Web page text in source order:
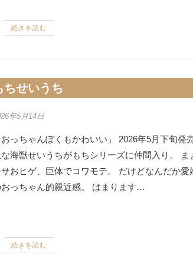
続きを読む
ちせいうち
年5月14日
っちゃんぽくもかわいい」 2026年5月下旬発
海獣せいうちがもちシリーズに仲間入り。 ま
おヒゲ、巨体でコワモテ。 だけどなんだか愛
っちゃん的親近感。 はまります…
続きを読む